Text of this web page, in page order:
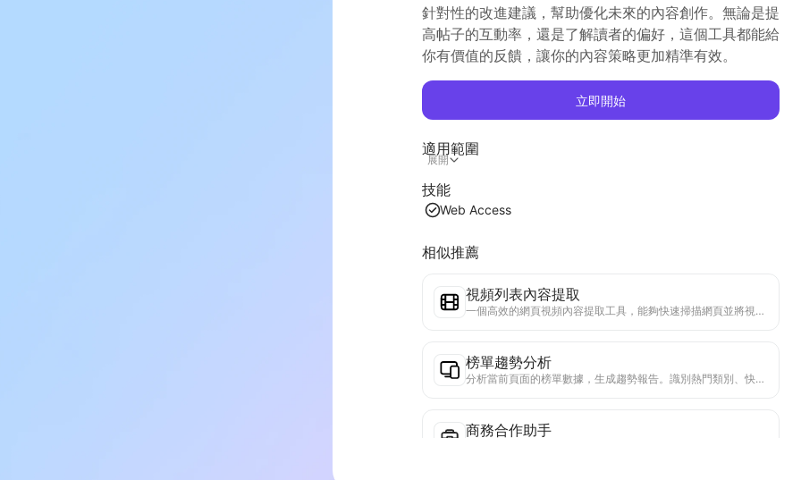
針對性的改進建議，幫助優化未來的內容創作。無論是提
高帖子的互動率，還是了解讀者的偏好，這個工具都能給
你有價值的反饋，讓你的內容策略更加精準有效。
立即開始
適用範圍
展開
技能
Web Access
相似推薦
視頻列表內容提取
一個高效的網頁視頻內容提取工具，能夠快速掃描網頁並將視頻信息整理成結構化的Markdown表格。
榜單趨勢分析
分析當前頁面的榜單數據，生成趨勢報告。識別熱門類別、快速上升的產品類型和新興技術。提供即時市場洞察，助你理解最新產品趨勢和市場動向。
商務合作助手